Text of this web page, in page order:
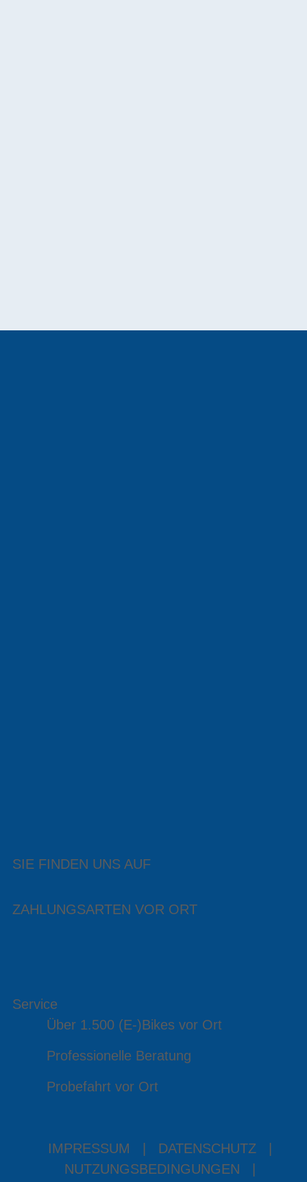
SIE FINDEN UNS AUF
ZAHLUNGSARTEN VOR ORT
Service
Über 1.500 (E-)Bikes vor Ort
Professionelle Beratung
Probefahrt vor Ort
IMPRESSUM DATENSCHUTZ
NUTZUNGSBEDINGUNGEN